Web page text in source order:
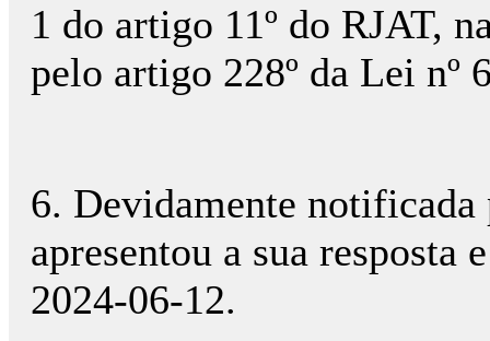
1 do artigo 11º do RJAT,
pelo artigo 228º da Lei nº
6. Devidamente notificada
apresentou a sua resposta
2024-06-12.